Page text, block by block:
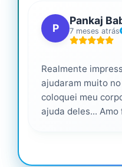
P
Pankaj
7 meses atrás
Realmente
ajudaram muito
coloquei meu
ajuda deles...